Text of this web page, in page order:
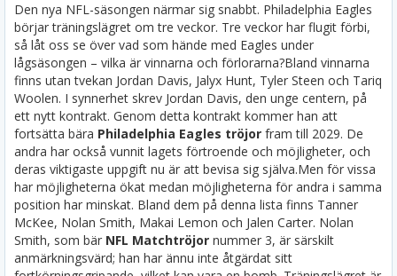
Den nya NFL-säsongen närmar sig snabbt. Philadelphia Eagles
börjar träningslägret om tre veckor. Tre veckor har flugit förbi,
så låt oss se över vad som hände med Eagles under
lågsäsongen – vilka är vinnarna och förlorarna?Bland vinnarna
finns utan tvekan Jordan Davis, Jalyx Hunt, Tyler Steen och Tariq
Woolen. I synnerhet skrev Jordan Davis, den unge centern, på
ett nytt kontrakt. Genom detta kontrakt kommer han att
fortsätta bära Philadelphia Eagles tröjor fram till 2029. De
andra har också vunnit lagets förtroende och möjligheter, och
deras viktigaste uppgift nu är att bevisa sig själva.Men för vissa
har möjligheterna ökat medan möjligheterna för andra i samma
position har minskat. Bland dem på denna lista finns Tanner
McKee, Nolan Smith, Makai Lemon och Jalen Carter. Nolan
Smith, som bär NFL Matchtröjor nummer 3, är särskilt
anmärkningsvärd; han har ännu inte åtgärdat sitt